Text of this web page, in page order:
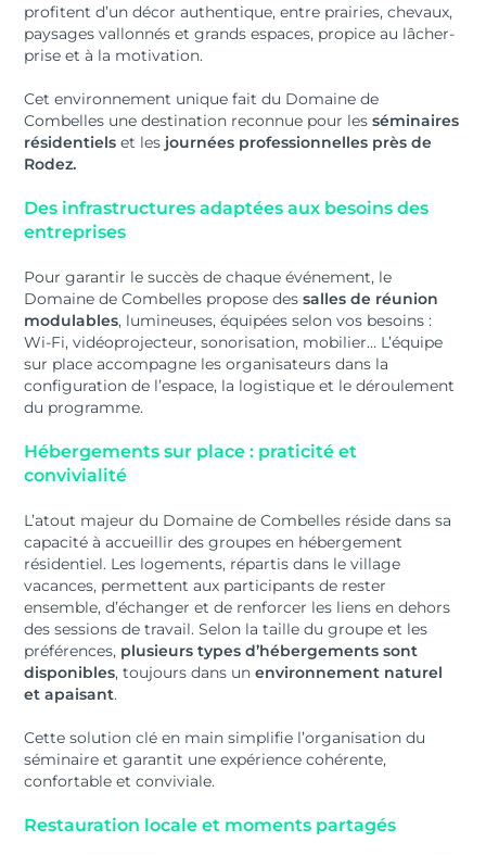
profitent d’un décor authentique, entre prairies, chevaux,
paysages vallonnés et grands espaces, propice au lâcher-
prise et à la motivation.
Cet environnement unique fait du Domaine de
Combelles une destination reconnue pour les séminaires
résidentiels et les journées professionnelles près de
Rodez.
Des infrastructures adaptées aux besoins des
entreprises
Pour garantir le succès de chaque événement, le
Domaine de Combelles propose des salles de réunion
modulables, lumineuses, équipées selon vos besoins :
Wi-Fi, vidéoprojecteur, sonorisation, mobilier… L’équipe
sur place accompagne les organisateurs dans la
configuration de l’espace, la logistique et le déroulement
du programme.
Hébergements sur place : praticité et
convivialité
L’atout majeur du Domaine de Combelles réside dans sa
capacité à accueillir des groupes en hébergement
résidentiel. Les logements, répartis dans le village
vacances, permettent aux participants de rester
ensemble, d’échanger et de renforcer les liens en dehors
des sessions de travail. Selon la taille du groupe et les
préférences, plusieurs types d’hébergements sont
disponibles, toujours dans unenvironnement naturel
et apaisant.
Cette solution clé en main simplifie l’organisation du
séminaire et garantit une expérience cohérente,
confortable et conviviale.
Restauration locale et moments partagés